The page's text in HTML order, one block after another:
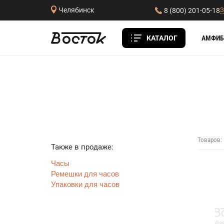
Челябинск 8 (800) 201-05-18
КАТАЛОГ
Также в продаже:
Часы
Ремешки для часов
Упаковки для часов
Товаров: